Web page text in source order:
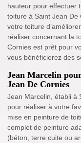
hauteur pour effectuer
toiture à Saint Jean De
votre toiture
réaliser concernant la
Cornies est prêt pour
vous bénéficierez des
Jean Marcelin
Jean De Cornies
Jean Marcelin, établi à
pour réaliser à votre
mise en peinture de
complet de peinture
(béton, terre cuite ou